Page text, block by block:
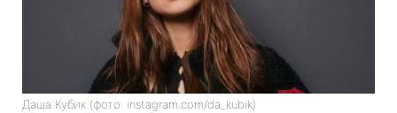
Даша Кубик (фото: instagram.com/da_kubik)